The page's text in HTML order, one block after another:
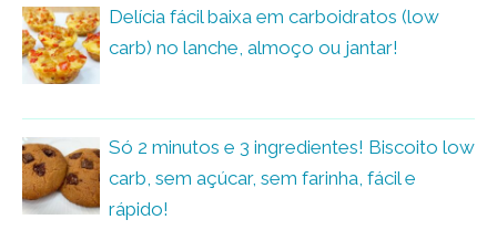
Delícia fácil baixa em carboidratos (low
carb) no lanche, almoço ou jantar!
Só 2 minutos e 3 ingredientes! Biscoito low
carb, sem açúcar, sem farinha, fácil e
rápido!